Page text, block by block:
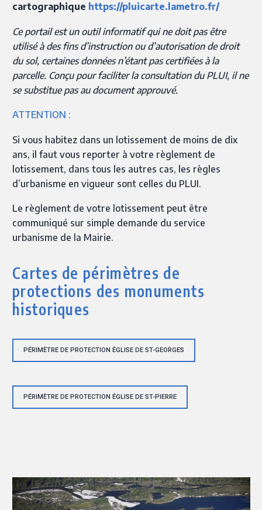
cartographique https://pluicarte.lametro.fr/
Ce portail est un outil informatif qui ne doit pas être
utilisé à des fins d’instruction ou d’autorisation de droit
du sol, certaines données n’étant pas certifiées à la
parcelle. Conçu pour faciliter la consultation du PLUI, il ne
se substitue pas au document approuvé.
ATTENTION :
Si vous habitez dans un lotissement de moins de dix
ans, il faut vous reporter à votre règlement de
lotissement, dans tous les autres cas, les règles
d’urbanisme en vigueur sont celles du PLUI.
Le règlement de votre lotissement peut être
communiqué sur simple demande du service
urbanisme de la Mairie.
Cartes de périmètres de
protections des monuments
historiques
PÉRIMÈTRE DE PROTECTION ÉGLISE DE ST-GEORGES
PÉRIMÈTRE DE PROTECTION ÉGLISE DE ST-PIERRE